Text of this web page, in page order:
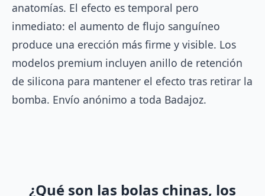
anatomías. El efecto es temporal pero
inmediato: el aumento de flujo sanguíneo
produce una erección más firme y visible. Los
modelos premium incluyen anillo de retención
de silicona para mantener el efecto tras retirar la
bomba. Envío anónimo a toda Badajoz.
¿Qué son las bolas chinas, los